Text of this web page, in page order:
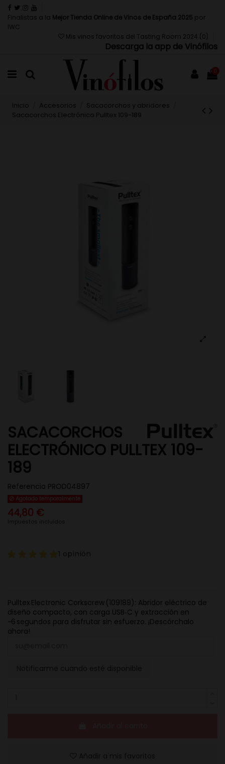
Finalistas a la Mejor Tienda Online de Vinos de España 2025 por
IWC
Mis vinos favoritos del Tasting Room 2024 (0 )
Descarga la app de Vinófilos
0
Inicio Accesorios
Sacacorchos y abridores
Sacacorchos Electrónico Pulltex 109-189
SACACORCHOS
ELECTRÓNICO PULLTEX 109-
189
Referencia PROD04897
Agotado temporalmente
44,80 €
Impuestos incluidos
1 opinión
Pulltex Electronic Corkscrew (109189): Abridor eléctrico de
diseño compacto, con carga USB‑C y extracción en
~6 segundos para disfrutar sin esfuerzo. ¡Descórchalo
ahora!